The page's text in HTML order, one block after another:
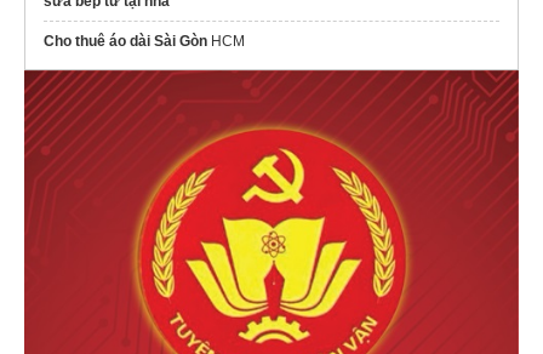
Cho thuê áo dài Sài Gòn HCM